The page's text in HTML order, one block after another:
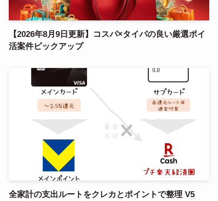
【2026年8月9日更新】コスパ×タイパの良い厳選ポイ
活案件ピックアップ
全家計の支出ルートをクレカとポイントで整理 V5